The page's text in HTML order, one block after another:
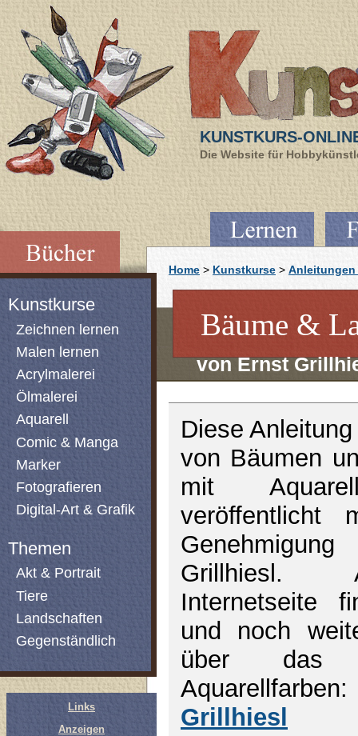
KUNSTKURS-
Die Website für
Kunstkurse
Zeichnen lernen
Malen lernen
Acrylmalerei
Ölmalerei
Aquarell
Comic & Manga
Marker
Fotografieren
Digital-Art & Grafik
Themen
Akt & Portrait
Tiere
Landschaften
Gegenständlich
Links
Anzeigen
Home > Kunstkurse > Anleitungen
Bäume &
von Ernst
Diese
von Bäumen
mit
veröffentlicht
Grillhiesl.
Internetseite
und noch
über das
Grillhiesl